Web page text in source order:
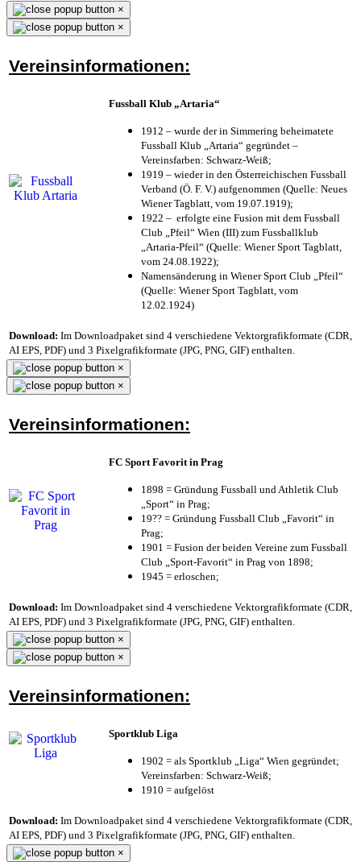
×
×
Vereinsinformationen:
Fussball Klub „Artaria“
1912 – wurde der in Simmering beheimatete
Fussball Klub „Artaria“ gegründet –
Vereinsfarben: Schwarz-Weiß;
1919 – wieder in den Österreichischen Fussball
Verband (Ö. F. V.) aufgenommen (Quelle: Neues
Wiener Tagblatt, vom 19.07.1919);
1922 – erfolgte eine Fusion mit dem Fussball
Club „Pfeil“ Wien (III) zum Fussballklub
„Artaria-Pfeil“ (Quelle: Wiener Sport Tagblatt,
vom 24.08.1922);
Namensänderung in Wiener Sport Club „Pfeil“
(Quelle: Wiener Sport Tagblatt, vom
12.02.1924)
Download: Im Downloadpaket sind 4 verschiedene Vektorgrafikformate (CDR,
AI EPS, PDF) und 3 Pixelgrafikformate (JPG, PNG, GIF) enthalten.
×
×
Vereinsinformationen:
FC Sport Favorit in Prag
1898 = Gründung Fussball und Athletik Club
„Sport“ in Prag;
19?? = Gründung Fussball Club „Favorit“ in
Prag;
1901 = Fusion der beiden Vereine zum Fussball
Club „Sport-Favorit“ in Prag von 1898;
1945 = erloschen;
Download: Im Downloadpaket sind 4 verschiedene Vektorgrafikformate (CDR,
AI EPS, PDF) und 3 Pixelgrafikformate (JPG, PNG, GIF) enthalten.
×
×
Vereinsinformationen:
Sportklub Liga
1902 = als Sportklub „Liga“ Wien gegründet;
Vereinsfarben: Schwarz-Weiß;
1910 = aufgelöst
Download: Im Downloadpaket sind 4 verschiedene Vektorgrafikformate (CDR,
AI EPS, PDF) und 3 Pixelgrafikformate (JPG, PNG, GIF) enthalten.
×